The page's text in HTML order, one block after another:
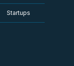
Startups